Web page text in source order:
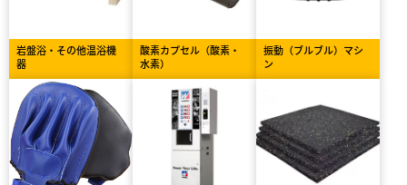
岩盤浴・その他温浴機
器
酸素カプセル（酸素・
水素）
振動（ブルブル）マシ
ン